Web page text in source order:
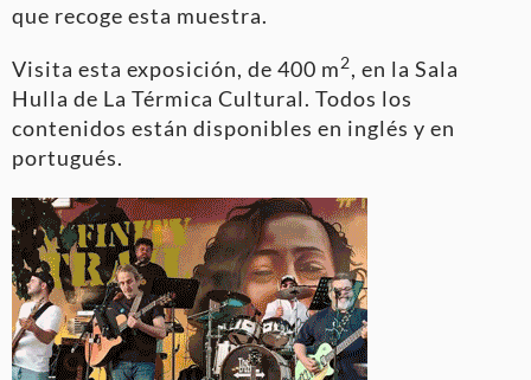
que recoge esta muestra.
Visita esta exposición, de 400 m2, en la Sala
Hulla de La Térmica Cultural. Todos los
contenidos están disponibles en inglés y en
portugués.